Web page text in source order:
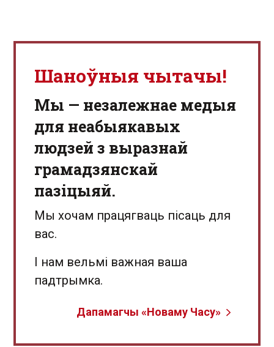
Шаноўныя чытачы!
Мы — незалежнае медыя
для неабыякавых
людзей з выразнай
грамадзянскай
пазіцыяй.
Мы хочам працягваць пісаць для
вас.
І нам вельмі важная ваша
падтрымка.
Дапамагчы «Новаму Часу»